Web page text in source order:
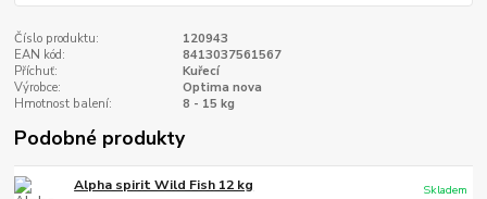
Číslo produktu:
120943
EAN kód:
8413037561567
Příchuť:
Kuřecí
Výrobce:
Optima nova
Hmotnost balení:
8 - 15 kg
Podobné produkty
Alpha spirit Wild Fish 12 kg
Skladem